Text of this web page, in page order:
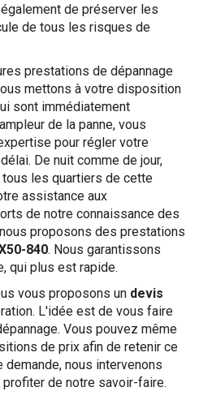
de préserver les
de tous les risques de
prestations de dépannage
mettons à votre disposition
sont immédiatement
de la panne, vous
pour régler votre
De nuit comme de jour,
les quartiers de cette
assistance aux
de notre connaissance des
proposons des prestations
840. Nous garantissons
qui plus est rapide.
vous proposons un devis
L'idée est de vous faire
Vous pouvez même
de prix afin de retenir ce
demande, nous intervenons
de notre savoir-faire.